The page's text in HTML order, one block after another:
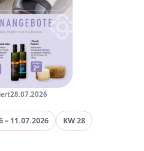
28.07.2026
– 11.07.2026
KW 28